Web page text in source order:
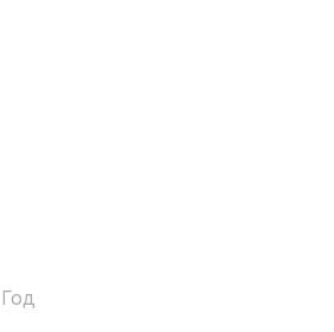
Год